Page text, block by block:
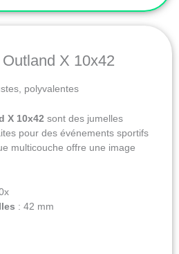
X 10x42
polyvalentes
X 10x42 sont des jumelles
pour des événements sportifs
multicouche offre une image
: 42 mm